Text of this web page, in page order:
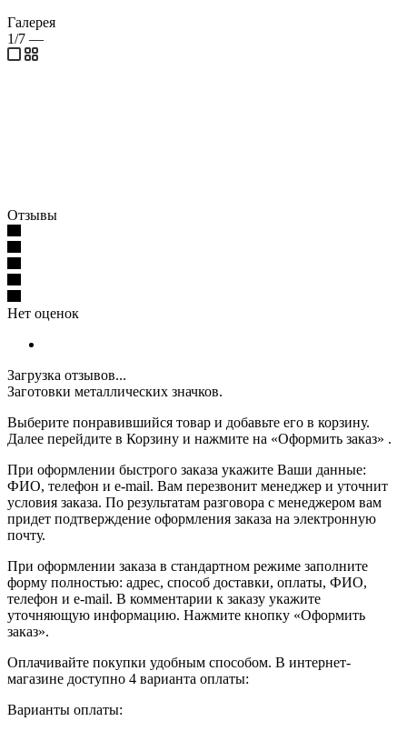
Галерея
1/7 —
Отзывы
Нет оценок
Загрузка отзывов...
Заготовки металлических значков.
Выберите понравившийся товар и добавьте его в корзину.
Далее перейдите в Корзину и нажмите на «Оформить заказ» .
При оформлении быстрого заказа укажите Ваши данные:
ФИО, телефон и e-mail. Вам перезвонит менеджер и уточнит
условия заказа. По результатам разговора с менеджером вам
придет подтверждение оформления заказа на электронную
почту.
При оформлении заказа в стандартном режиме заполните
форму полностью: адрес, способ доставки, оплаты, ФИО,
телефон и e-mail. В комментарии к заказу укажите
уточняющую информацию. Нажмите кнопку «Оформить
заказ».
Оплачивайте покупки удобным способом. В интернет-
магазине доступно 4 варианта оплаты:
Варианты оплаты: